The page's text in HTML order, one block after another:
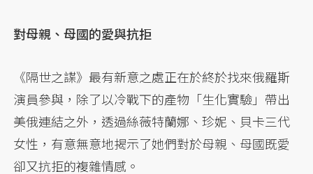
對母親、母國的愛與抗拒
《隔世之諜》最有新意之處正在於終於找來俄羅斯
演員參與，除了以冷戰下的產物「生化實驗」帶出
美俄連結之外，透過絲薇特蘭娜、珍妮、貝卡三代
女性，有意無意地揭示了她們對於母親、母國既愛
卻又抗拒的複雜情感。